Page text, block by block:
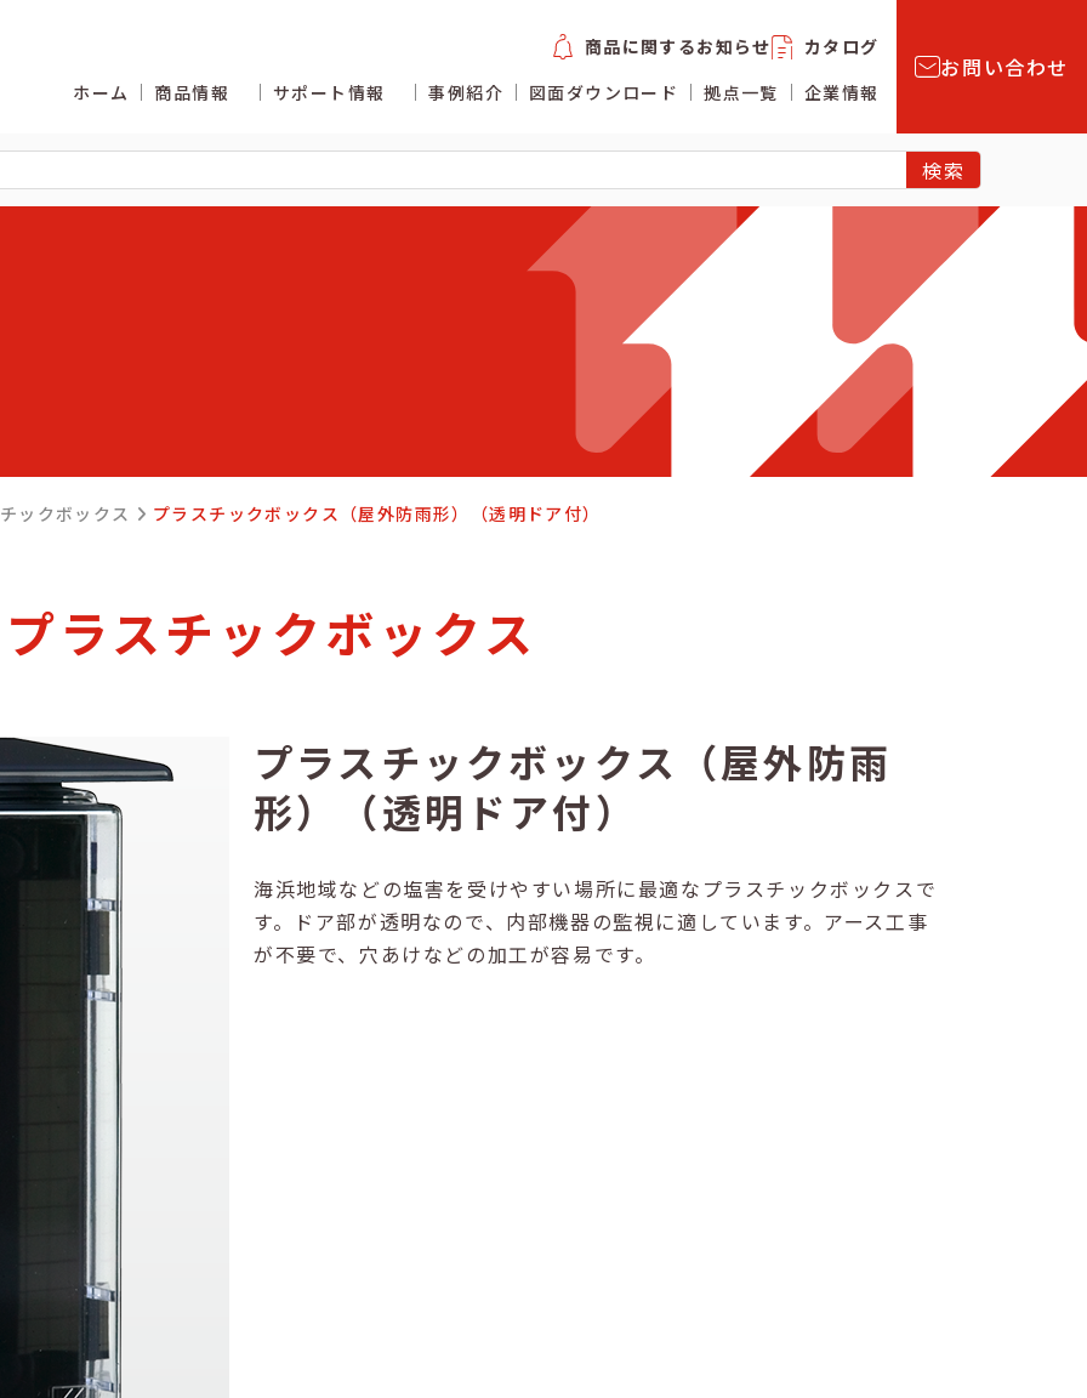
商品に関するお知らせ
カタログ
ホーム
商品情報
サポート情報
事例紹介 図面ダウンロード 拠点一覧 企業情報
お問い合わせ
ックボックス プラスチックボックス（屋外防雨形）（透明ドア付）
プラスチックボックス
プラスチックボックス（屋外防雨
形）（透明ドア付）
海浜地域などの塩害を受けやすい場所に最適なプラスチックボックスで
す。ドア部が透明なので、内部機器の監視に適しています。アース工事
が不要で、穴あけなどの加工が容易です。